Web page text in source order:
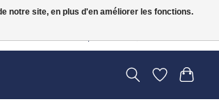
FR S’inscrire / Se connecter
notre site, en plus d'en améliorer les fonctions.